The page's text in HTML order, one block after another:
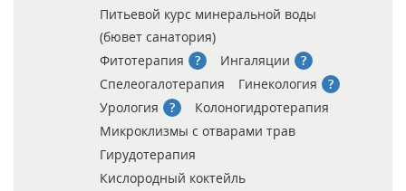
Питьевой курс минеральной воды
(бювет санатория)
Фитотерапия
Ингаляции
Спелеогалотерапия
Гинекология
Урология
Колоногидротерапия
Микроклизмы с отварами трав
Гирудотерапия
Кислородный коктейль